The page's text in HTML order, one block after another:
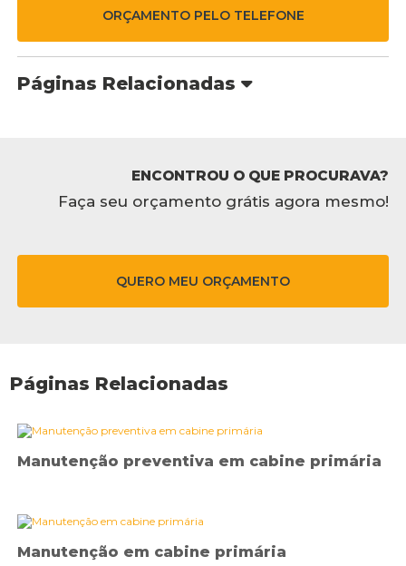
ORÇAMENTO PELO TELEFONE
Páginas Relacionadas
ENCONTROU O QUE PROCURAVA?
Faça seu orçamento grátis agora mesmo!
QUERO MEU ORÇAMENTO
Páginas Relacionadas
Manutenção preventiva em cabine primária
Manutenção em cabine primária